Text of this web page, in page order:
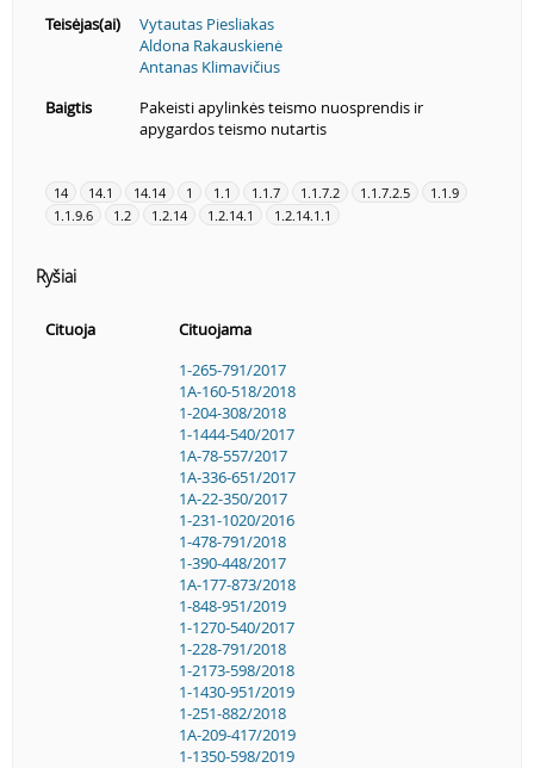
Teisėjas(ai)
Vytautas Piesliakas
Aldona Rakauskienė
Antanas Klimavičius
Baigtis
Pakeisti apylinkės teismo nuosprendis ir
apygardos teismo nutartis
14 14.1 14.14 1 1.1 1.1.7 1.1.7.2 1.1.7.2.5
1.1.9
1.1.9.6
1.2 1.2.14 1.2.14.1 1.2.14.1.1
Ryšiai
Cituoja
Cituojama
1-265-791/2017
1A-160-518/2018
1-204-308/2018
1-1444-540/2017
1A-78-557/2017
1A-336-651/2017
1A-22-350/2017
1-231-1020/2016
1-478-791/2018
1-390-448/2017
1A-177-873/2018
1-848-951/2019
1-1270-540/2017
1-228-791/2018
1-2173-598/2018
1-1430-951/2019
1-251-882/2018
1A-209-417/2019
1-1350-598/2019